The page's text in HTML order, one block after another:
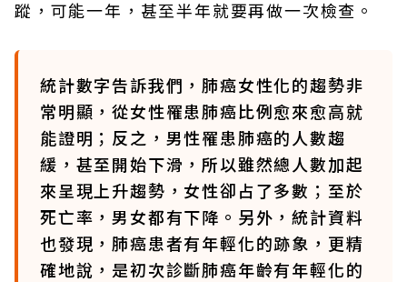
蹤，可能一年，甚至半年就要再做一次檢查。
統計數字告訴我們，肺癌女性化的趨勢非
常明顯，從女性罹患肺癌比例愈來愈高就
能證明；反之，男性罹患肺癌的人數趨
緩，甚至開始下滑，所以雖然總人數加起
來呈現上升趨勢，女性卻占了多數；至於
死亡率，男女都有下降。另外，統計資料
也發現，肺癌患者有年輕化的跡象，更精
確地說，是初次診斷肺癌年齡有年輕化的